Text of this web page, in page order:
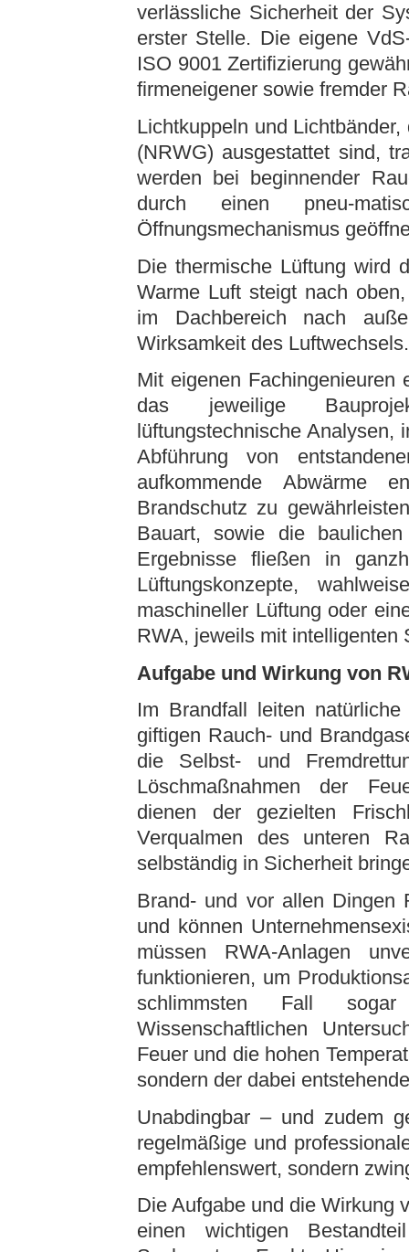
verlässliche Sicherheit der
erster Stelle. Die eigene
ISO 9001 Zertifizierung
firmeneigener sowie fremder
Lichtkuppeln und
(NRWG) ausgestattet sind,
werden bei beginnender
durch einen pneu-
Öffnungsmechanismus
Die thermische Lüftung wird
Warme Luft steigt nach
im Dachbereich nach
Wirksamkeit des Luftwechsels.
Mit eigenen Fachingenieuren
das jeweilige
lüftungstechnische Analysen,
Abführung von
aufkommende Abwärme
Brandschutz zu
Bauart, sowie die
Ergebnisse fließen in
Lüftungskonzepte,
maschineller Lüftung oder
RWA, jeweils mit intelligenten
Aufgabe und Wirkung von
Im Brandfall leiten
giftigen Rauch- und
die Selbst- und
Löschmaßnahmen der
dienen der gezielten
Verqualmen des unteren
selbständig in Sicherheit
Brand- und vor allen Dingen
und können
müssen RWA-Anlagen
funktionieren, um
schlimmsten Fall sogar
Wissenschaftlichen
Feuer und die hohen
sondern der dabei
Unabdingbar – und zudem
regelmäßige und
empfehlenswert, sondern
Die Aufgabe und die Wirkung
einen wichtigen